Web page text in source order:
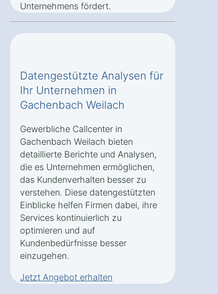
Unternehmens fördert.
Datengestützte Analysen für
Ihr Unternehmen in
Gachenbach Weilach
Gewerbliche Callcenter in
Gachenbach Weilach bieten
detaillierte Berichte und Analysen,
die es Unternehmen ermöglichen,
das Kundenverhalten besser zu
verstehen. Diese datengestützten
Einblicke helfen Firmen dabei, ihre
Services kontinuierlich zu
optimieren und auf
Kundenbedürfnisse besser
einzugehen.
Jetzt Angebot erhalten